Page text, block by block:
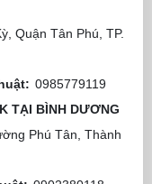
Quận Tân Phú, TP.
0985779119
TẠI BÌNH DƯƠNG
Phú Tân, Thành